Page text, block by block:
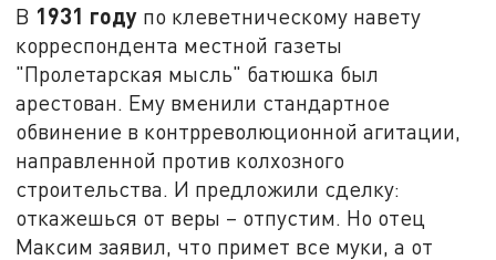
В 1931 году по клеветническому навету
корреспондента местной газеты
"Пролетарская мысль" батюшка был
арестован. Ему вменили стандартное
обвинение в контрреволюционной агитации,
направленной против колхозного
строительства. И предложили сделку:
откажешься от веры – отпустим. Но отец
Максим заявил, что примет все муки, а от